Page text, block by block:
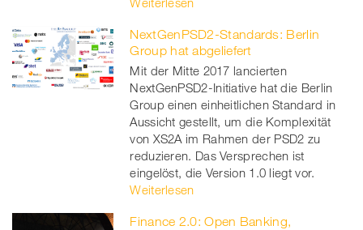
NextGenPSD2-Standards: Berlin
Group hat abgeliefert
Mit der Mitte 2017 lancierten
NextGenPSD2-Initiative hat die Berlin
Group einen einheitlichen Standard in
Aussicht gestellt, um die Komplexität
von XS2A im Rahmen der PSD2 zu
reduzieren. Das Versprechen ist
eingelöst, die Version 1.0 liegt vor.
Weiterlesen
Finance 2.0: Open Banking,